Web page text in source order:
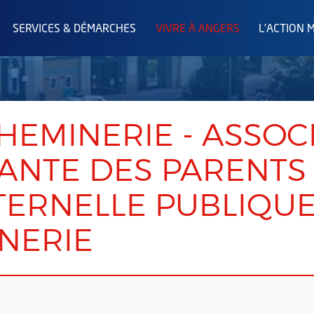
SERVICES & DÉMARCHES VIVRE À ANGERS L'ACTION
-
DES PARENTS